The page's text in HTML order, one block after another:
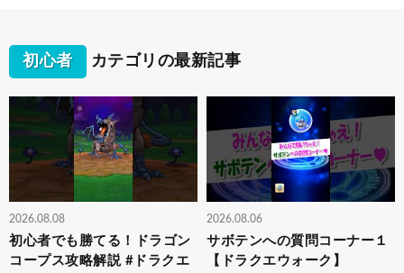
初心者 カテゴリの最新記事
2026.08.08
初心者でも勝てる！ドラゴン
コープス攻略解説 #ドラクエ
2026.08.06
サボテンへの質問コーナー１
【ドラクエウォーク】